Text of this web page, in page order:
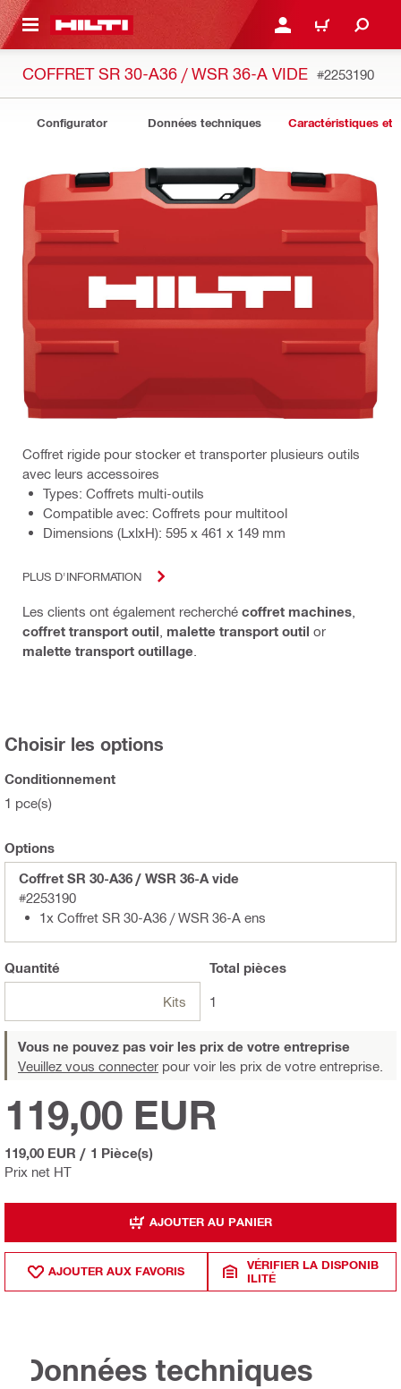
SE CONNECTER OU
PANIER
COFFRET SR 30-A36 / WSR 36-A VIDE #2253190
Configurator Données techniques Caractéristiques et
Coffret rigide pour stocker et transporter plusieurs outils
avec leurs accessoires
Types: Coffrets multi-outils
Compatible avec: Coffrets pour multitool
Dimensions (LxlxH): 595 x 461 x 149 mm
PLUS D'INFORMATION
Les clients ont également recherché coffret machines
coffret transport outil malette transport outil or
malette transport outillage
Choisir les options
Conditionnement
1 pce(s)
Options
Coffret SR 30-A36 / WSR 36-A vide
#2253190
1x Coffret SR 30-A36 / WSR 36-A ens
Quantité
Kits
Total pièces
1
Vous ne pouvez pas voir les prix de votre entreprise
Veuillez vous connecter pour voir les prix de votre entreprise.
Prix net HT
119,00 EUR
119,00 EUR / 1 Pièce(s)
AJOUTER AU PANIER
AJOUTER AUX FAVORIS
VÉRIFIER LA DISPONIB
ILITÉ
Données techniques